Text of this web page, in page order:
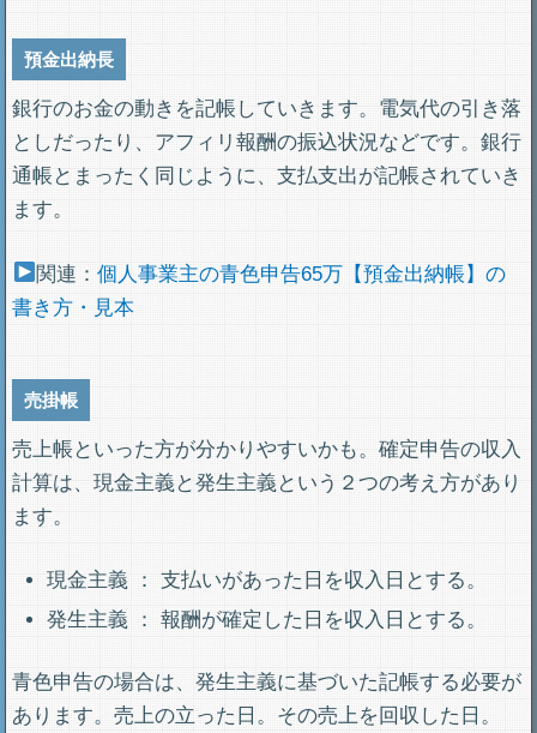
預金出納長
銀行のお金の動きを記帳していきます。電気代の引き落
としだったり、アフィリ報酬の振込状況などです。銀行
通帳とまったく同じように、支払支出が記帳されていき
ます。
関連： 個人事業主の青色申告65万【預金出納帳】の
書き方・見本
売掛帳
売上帳といった方が分かりやすいかも。確定申告の収入
計算は、現金主義と発生主義という２つの考え方があり
ます。
現金主義 ： 支払いがあった日を収入日とする。
発生主義 ： 報酬が確定した日を収入日とする。
青色申告の場合は、発生主義に基づいた記帳する必要が
あります。売上の立った日。その売上を回収した日。